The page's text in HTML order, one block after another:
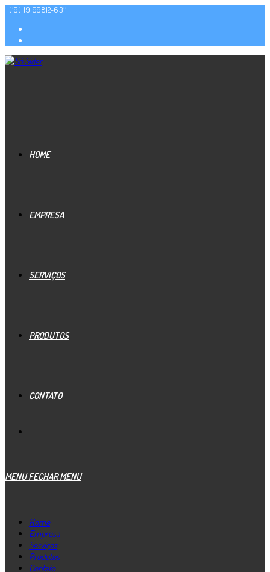
(19) 19 99812-6311
HOME
EMPRESA
SERVIÇOS
PRODUTOS
CONTATO
MENU FECHAR MENU
Home
Empresa
Serviços
Produtos
Contato